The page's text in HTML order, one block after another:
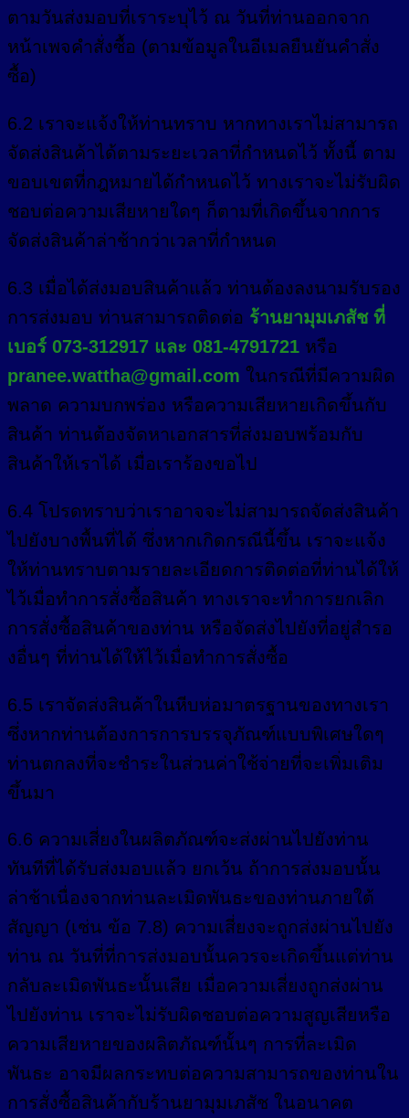
ตามวันส่งมอบที่เราระบุไว้ ณ วันที่ท่านออกจาก
หน้าเพจคำสั่งซื้อ (ตามข้อมูลในอีเมลยืนยันคำสั่ง
ซื้อ)
6.2 เราจะแจ้งให้ท่านทราบ หากทางเราไม่สามารถ
จัดส่งสินค้าได้ตามระยะเวลาที่กำหนดไว้ ทั้งนี้ ตาม
ขอบเขตที่กฎหมายได้กำหนดไว้ ทางเราจะไม่รับผิด
ชอบต่อความเสียหายใดๆ ก็ตามที่เกิดขึ้นจากการ
จัดส่งสินค้าล่าช้ากว่าเวลาที่กำหนด
6.3 เมื่อได้ส่งมอบสินค้าแล้ว ท่านต้องลงนามรับรอง
การส่งมอบ ท่านสามารถติดต่อ ร้านยามุมเภสัช ที่
เบอร์ 073-312917 และ 081-4791721 หรือ
pranee.wattha@gmail.com ในกรณีที่มีความผิด
พลาด ความบกพร่อง หรือความเสียหายเกิดขึ้นกับ
สินค้า ท่านต้องจัดหาเอกสารที่ส่งมอบพร้อมกับ
สินค้าให้เราได้ เมื่อเราร้องขอไป
6.4 โปรดทราบว่าเราอาจจะไม่สามารถจัดส่งสินค้า
ไปยังบางพื้นที่ได้ ซึ่งหากเกิดกรณีนี้ขึ้น เราจะแจ้ง
ให้ท่านทราบตามรายละเอียดการติดต่อที่ท่านได้ให้
ไว้เมื่อทำการสั่งซื้อสินค้า ทางเราจะทำการยกเลิก
การสั่งซื้อสินค้าของท่าน หรือจัดส่งไปยังที่อยู่สำรอ
งอื่นๆ ที่ท่านได้ให้ไว้เมื่อทำการสั่งซื้อ
6.5 เราจัดส่งสินค้าในหีบห่อมาตรฐานของทางเรา
ซึ่งหากท่านต้องการการบรรจุภัณฑ์แบบพิเศษใดๆ
ท่านตกลงที่จะชำระในส่วนค่าใช้จ่ายที่จะเพิ่มเติม
ขึ้นมา
6.6 ความเสี่ยงในผลิตภัณฑ์จะส่งผ่านไปยังท่าน
ทันทีที่ได้รับส่งมอบแล้ว ยกเว้น ถ้าการส่งมอบนั้น
ล่าช้าเนื่องจากท่านละเมิดพันธะของท่านภายใต้
สัญญา (เช่น ข้อ 7.8) ความเสี่ยงจะถูกส่งผ่านไปยัง
ท่าน ณ วันที่ที่การส่งมอบนั้นควรจะเกิดขึ้นแต่ท่าน
กลับละเมิดพันธะนั้นเสีย เมื่อความเสี่ยงถูกส่งผ่าน
ไปยังท่าน เราจะไม่รับผิดชอบต่อความสูญเสียหรือ
ความเสียหายของผลิตภัณฑ์นั้นๆ การที่ละเมิด
พันธะ อาจมีผลกระทบต่อความสามารถของท่านใน
การสั่งซื้อสินค้ากับร้านยามุมเภสัช ในอนาคต